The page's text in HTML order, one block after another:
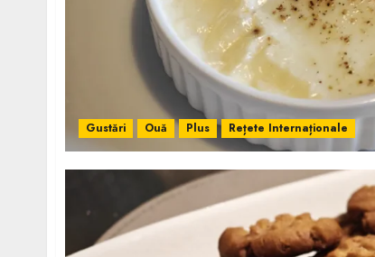
Gustări Ouă Plus Rețete Internaționale